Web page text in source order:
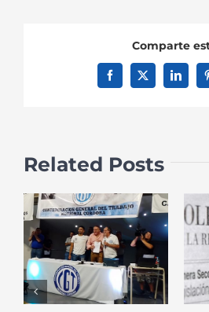
Comparte
Facebook
X
Related Posts